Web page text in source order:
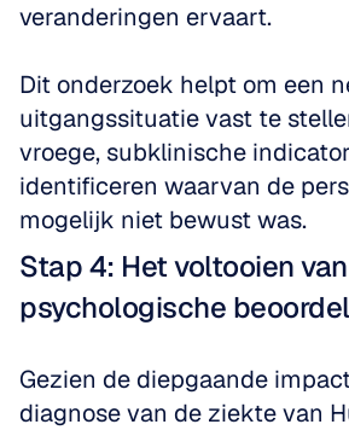
veranderingen ervaart.
Dit onderzoek helpt om een
uitgangssituatie vast te
vroege, subklinische
identificeren waarvan de
mogelijk niet bewust was.
Stap 4: Het voltooien
psychologische
Gezien de diepgaande
diagnose van de ziekte van